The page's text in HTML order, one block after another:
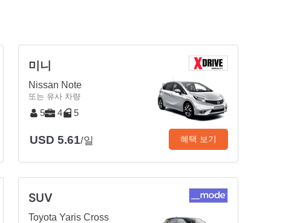
미니
Nissan Note
또는 유사 차량
5 4 5
USD 5.61/일 혜택 보기
SUV
Toyota Yaris Cross